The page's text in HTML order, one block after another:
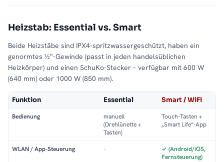
Heizstab: Essential vs. Smart
Beide Heizstäbe sind IPX4-spritzwassergeschützt, haben ein
genormtes ½″-Gewinde (passt in jeden handelsüblichen
Heizkörper) und einen SchuKo-Stecker – verfügbar mit 600 W
(640 mm) oder 1000 W (850 mm).
Funktion Essential Smart / WiFi
Bedienung
manuell
(Drehlünette +
Tasten)
Touch-Tasten +
„Smart Life“-App
WLAN / App-Steuerung –
✓ (Android/iOS,
Fernsteuerung)